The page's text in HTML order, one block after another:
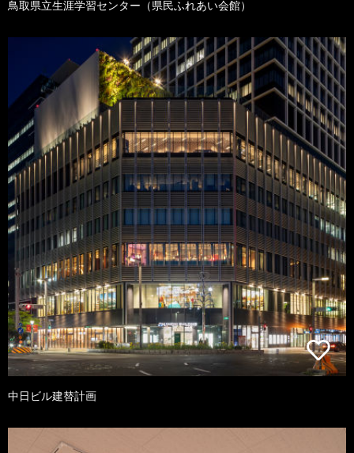
鳥取県立生涯学習センター（県民ふれあい会館）
中日ビル建替計画